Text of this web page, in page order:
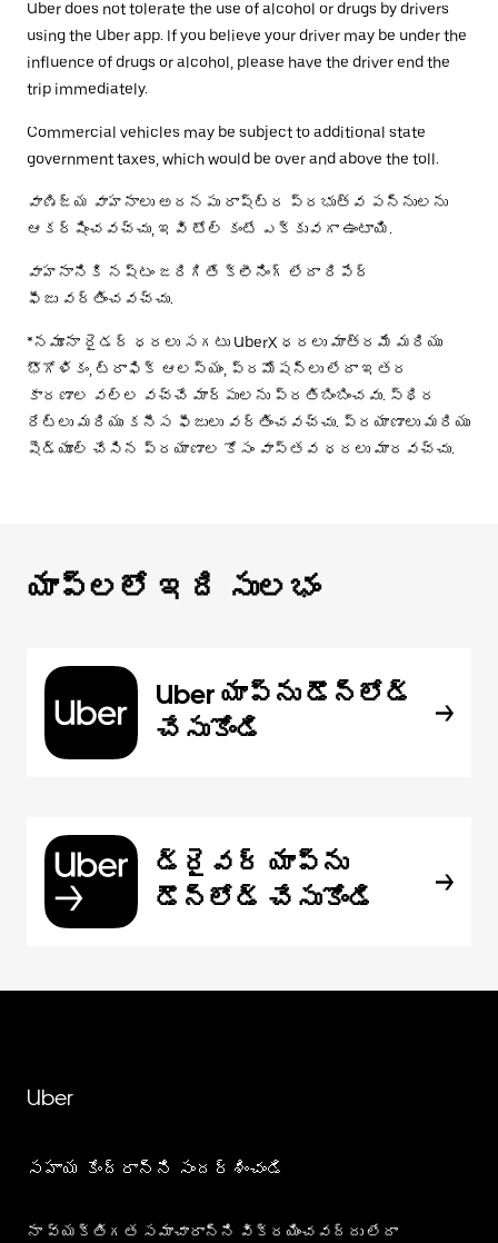
Uber does not tolerate the use of alcohol or drugs by drivers
using the Uber app. If you believe your driver may be under the
influence of drugs or alcohol, please have the driver end the
trip immediately.
Commercial vehicles may be subject to additional state
government taxes, which would be over and above the toll.
వాణిజ్య వాహనాలు అదనపు రాష్ట్ర ప్రభుత్వ పన్నులను
ఆకర్షించవచ్చు, ఇవి టోల్ కంటే ఎక్కువగా ఉంటాయి.
వాహనానికి నష్టం జరిగితే క్లీనింగ్ లేదా రిపేర్
ఫీజు వర్తించవచ్చు.
*నమూనా రైడర్ ధరలు సగటు UberX ధరలు మాత్రమే మరియు
భౌగోళికం, ట్రాఫిక్ ఆలస్యం, ప్రమోషన్లు లేదా ఇతర
కారణాల వల్ల వచ్చే మార్పులను ప్రతిబింబించవు. స్థిర
రేట్లు మరియు కనీస ఫీజులు వర్తించవచ్చు. ప్రయాణాలు మరియు
షెడ్యూల్ చేసిన ప్రయాణాల కోసం వాస్తవ ధరలు మారవచ్చు.
యాప్‌లలో ఇది సులభం
Uber యాప్‌ను డౌన్‌లోడ్
చేసుకోండి
డ్రైవర్ యాప్‌ను
డౌన్‌లోడ్ చేసుకోండి
Uber
సహాయ కేంద్రాన్ని సందర్శించండి
నా వ్యక్తిగత సమాచారాన్ని విక్రయించవద్దు లేదా